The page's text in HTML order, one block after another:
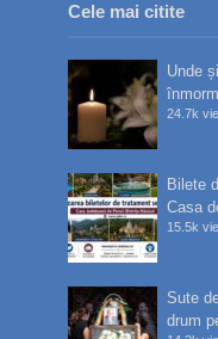
Cele mai citite
Unde
24.7k
Bilete
Casa
15.5k
Sute
drum